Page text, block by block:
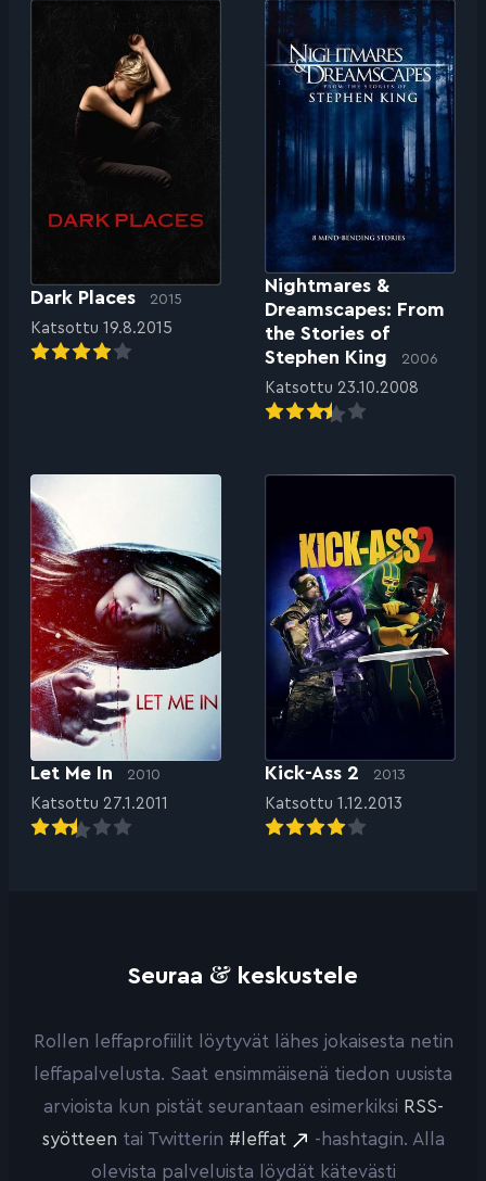
Dark Places 2015
Katsottu 19.8.2015
Nightmares &
Dreamscapes: From
the Stories of
Stephen King
2006
Katsottu 23.10.2008
Let Me In 2010
Katsottu 27.1.2011
Kick-Ass 2 2013
Katsottu 1.12.2013
Seuraa & keskustele
Rollen leffaprofiilit löytyvät lähes jokaisesta netin
leffapalvelusta. Saat ensimmäisenä tiedon uusista
arvioista kun pistät seurantaan esimerkiksi RSS-
syötteen tai Twitterin #leffat
-hashtagin. Alla
olevista palveluista löydät kätevästi